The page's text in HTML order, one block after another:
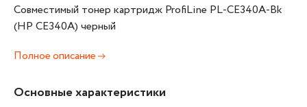
Совместимый тонер картридж ProfiLine PL-CE340A-Bk
(HP CE340A) черный
Полное описание
Основные характеристики